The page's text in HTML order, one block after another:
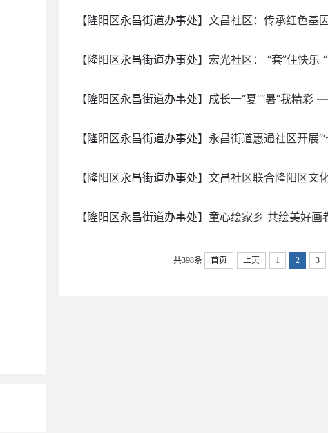
【隆阳区永昌街道办事处】 文昌社区：传承红色基
【隆阳区永昌街道办事处】 宏光社区： “套”住快乐
【隆阳区永昌街道办事处】 成长一“夏”“暑”我精彩
【隆阳区永昌街道办事处】 永昌街道惠通社区开展“‘
【隆阳区永昌街道办事处】 文昌社区联合隆阳区文
【隆阳区永昌街道办事处】 童心绘家乡 共绘美好画
共398条 首页 上页 1 2 3